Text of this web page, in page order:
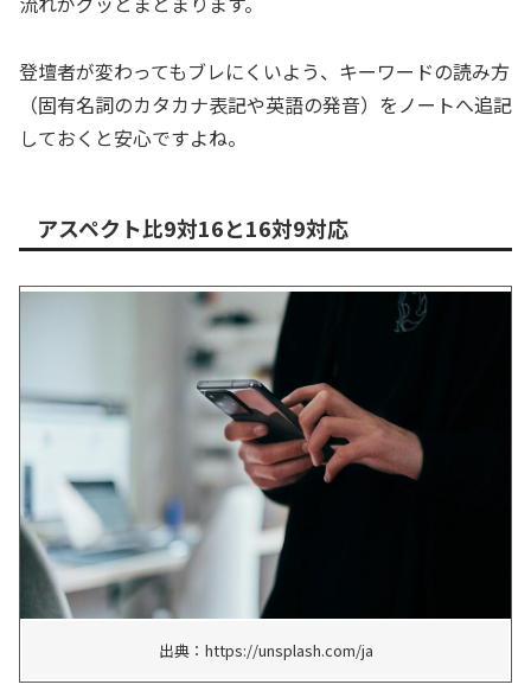
登壇者が変わってもブレにくいよう、キーワードの読み方
（固有名詞のカタカナ表記や英語の発音）をノートへ追記
しておくと安心ですよね。
アスペクト比9対16と16対9対応
出典：https://unsplash.com/ja